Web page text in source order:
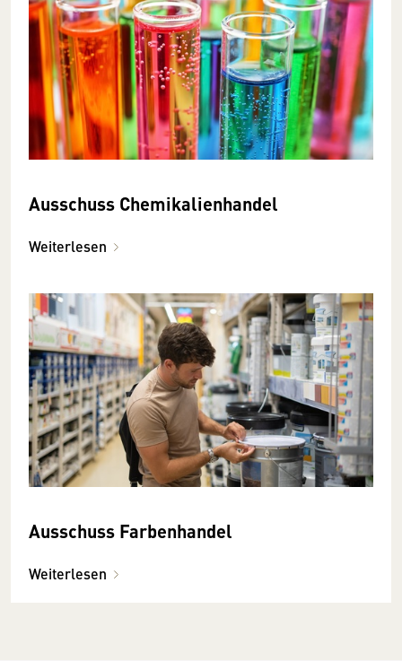
Ausschuss Chemikalienhandel
Weiterlesen
Ausschuss Farbenhandel
Weiterlesen